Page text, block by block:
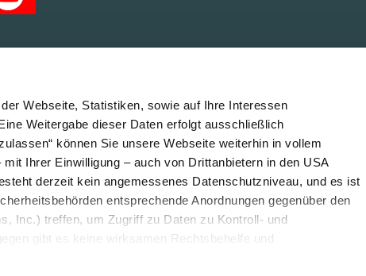
Webseite, Statistiken, sowie auf Ihre Interessen
Weitergabe dieser Daten erfolgt ausschließlich
können Sie unsere Webseite weiterhin in vollem
Ihrer Einwilligung – auch von Drittanbietern in den USA
derzeit kein angemessenes Datenschutzniveau, und es ist
entsprechende Anordnungen gegenüber den
Inc.) treffen, um Zugriff zu Daten zu Kontroll- und
gibt es keine wirksamen Rechtsbehelfe und
Über uns Datenschutz LE/